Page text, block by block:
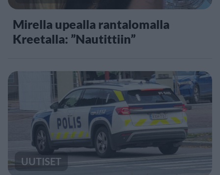
Mirella upealla rantalomalla
Kreetalla: ”Nautittiin”
UUTISET